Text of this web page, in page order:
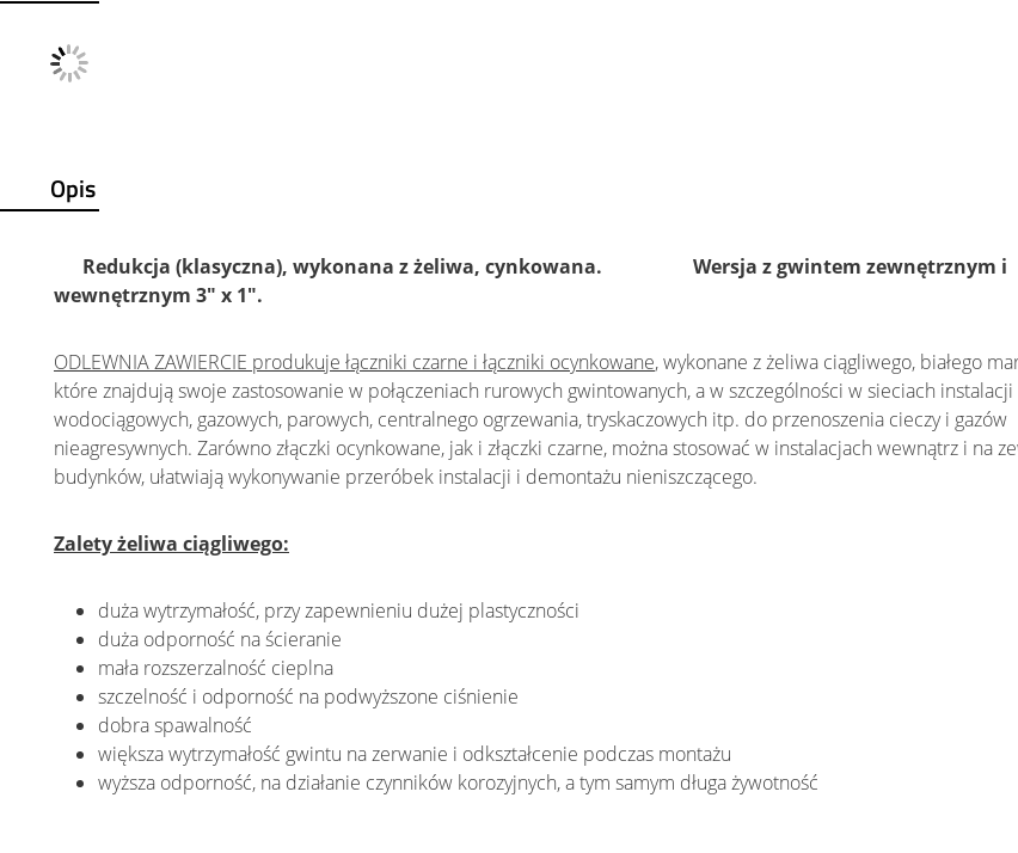
Opis
Redukcja (klasyczna), wykonana z żeliwa, cynkowana. Wersja z gwintem zewnętrznym i
wewnętrznym 3" x 1".
ODLEWNIA ZAWIERCIE produkuje łączniki czarne i łączniki ocynkowane, wykonane z żeliwa ciągliwego, białego
które znajdują swoje zastosowanie w połączeniach rurowych gwintowanych, a w szczególności w sieciach instalacji
wodociągowych, gazowych, parowych, centralnego ogrzewania, tryskaczowych itp. do przenoszenia cieczy i gazów
nieagresywnych. Zarówno złączki ocynkowane, jak i złączki czarne, można stosować w instalacjach wewnątrz i na
budynków, ułatwiają wykonywanie przeróbek instalacji i demontażu nieniszczącego.
Zalety żeliwa ciągliwego:
duża wytrzymałość, przy zapewnieniu dużej plastyczności
duża odporność na ścieranie
mała rozszerzalność cieplna
szczelność i odporność na podwyższone ciśnienie
dobra spawalność
większa wytrzymałość gwintu na zerwanie i odkształcenie podczas montażu
wyższa odporność, na działanie czynników korozyjnych, a tym samym długa żywotność